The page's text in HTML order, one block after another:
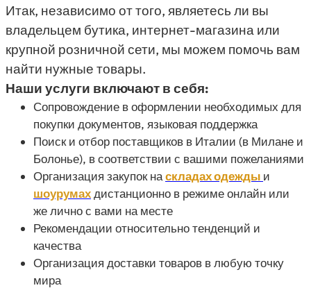
Итак, независимо от того, являетесь ли вы
владельцем бутика, интернет-магазина или
крупной розничной сети, мы можем помочь вам
найти нужные товары.
Наши услуги включают в себя:
Сопровождение в оформлении необходимых для
покупки документов, языковая поддержка
​Поиск и отбор поставщиков в Италии (в Милане и
Болонье), в соответствии с вашими пожеланиями
​Организация закупок наскладах одежды и
шоурумах дистанционно в режиме онлайн или
же лично с вами на месте
Рекомендации относительно тенденций и
качества
​Организация доставки товаров в любую точку
мира